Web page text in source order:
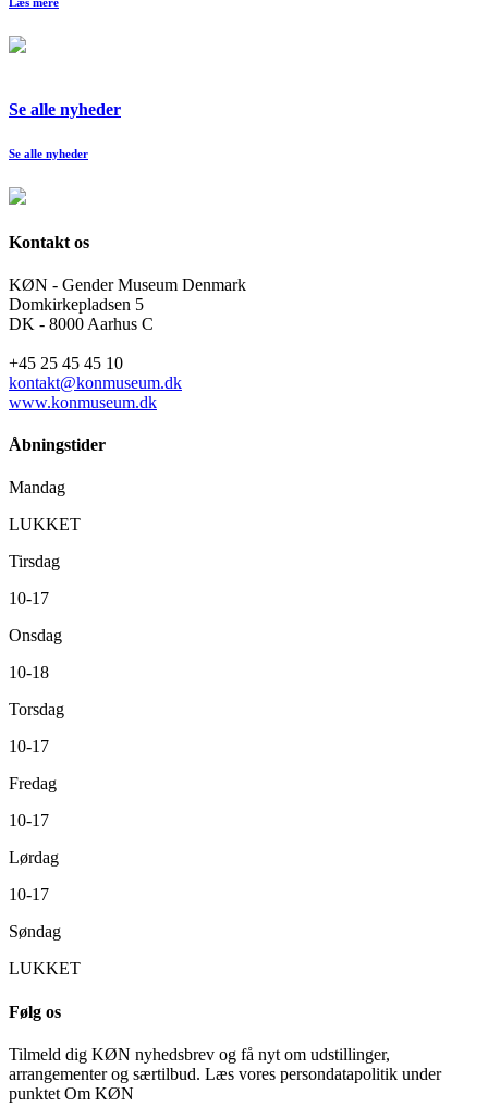
Se alle nyheder
Se alle nyheder
Kontakt os
KØN - Gender Museum Denmark
Domkirkepladsen 5
DK - 8000 Aarhus C
+45 25 45 45 10
kontakt@konmuseum.dk
www.konmuseum.dk
Åbningstider
Mandag
LUKKET
Tirsdag
10-17
Onsdag
10-18
Torsdag
10-17
Fredag
10-17
Lørdag
10-17
Søndag
LUKKET
Følg os
Tilmeld dig KØN nyhedsbrev og få nyt om udstillinger,
arrangementer og særtilbud. Læs vores persondatapolitik under
punktet Om KØN